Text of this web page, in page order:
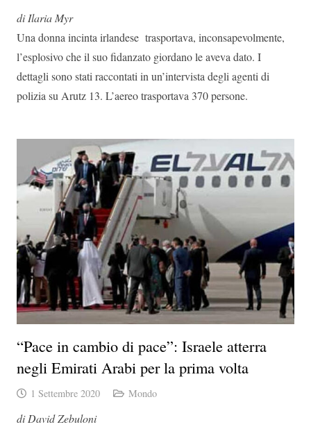
di Ilaria Myr
Una donna incinta irlandese trasportava, inconsapevolmente,
l’esplosivo che il suo fidanzato giordano le aveva dato. I
dettagli sono stati raccontati in un’intervista degli agenti di
polizia su Arutz 13. L’aereo trasportava 370 persone.
“Pace in cambio di pace”: Israele atterra
negli Emirati Arabi per la prima volta
1 Settembre 2020 Mondo
di David Zebuloni